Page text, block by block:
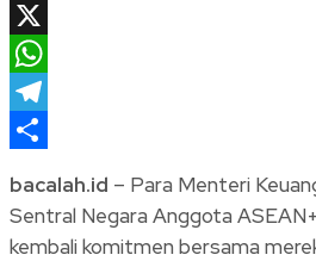
Email
X
WhatsApp
Telegram
bacalah.id – Para Menteri
Sentral Negara Anggota
kembali komitmen bersama